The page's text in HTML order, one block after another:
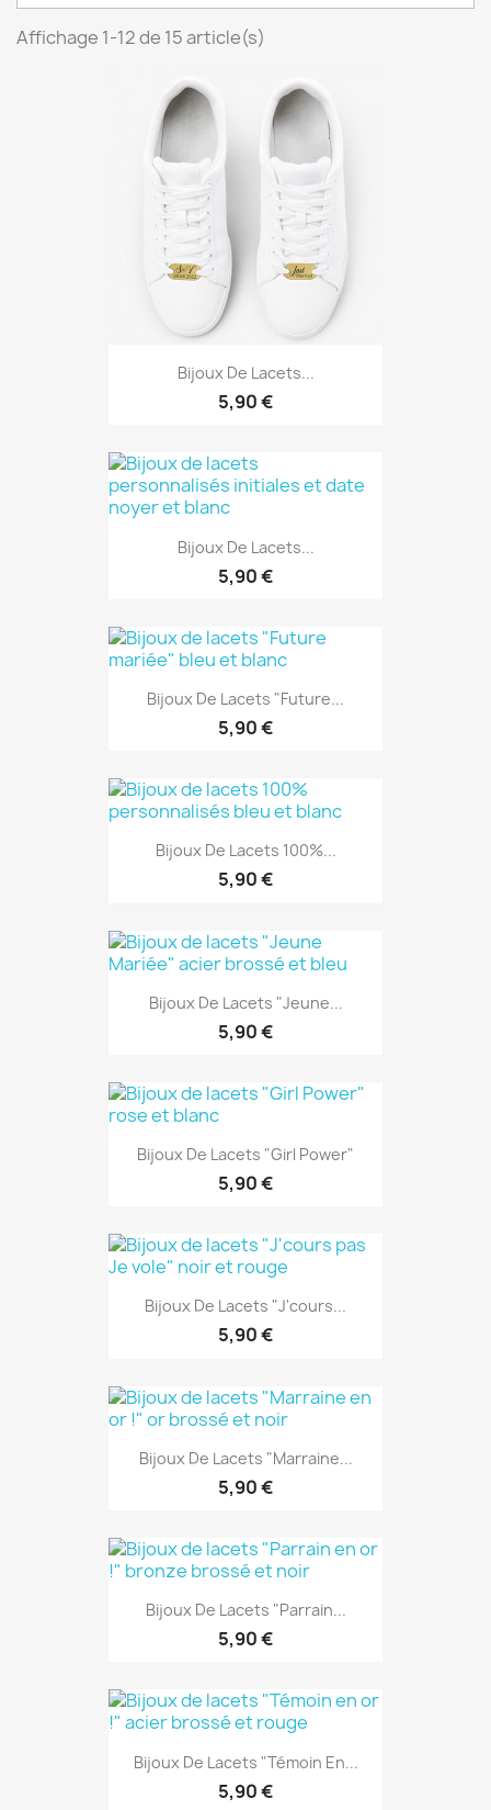
Affichage 1-12 de 15 article(s)
Bijoux De Lacets...
5,90 €
Bijoux De Lacets...
5,90 €
Bijoux De Lacets "Future...
5,90 €
Bijoux De Lacets 100%...
5,90 €
Bijoux De Lacets "Jeune...
5,90 €
Bijoux De Lacets "Girl Power"
5,90 €
Bijoux De Lacets "J'cours...
5,90 €
Bijoux De Lacets "Marraine...
5,90 €
Bijoux De Lacets "Parrain...
5,90 €
Bijoux De Lacets "Témoin En...
5,90 €